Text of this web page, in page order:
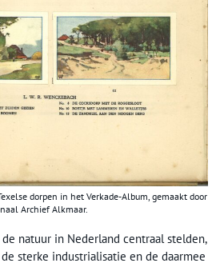
dorpen in het Verkade-Album, gemaakt door
Archief Alkmaar.
natuur in Nederland centraal stelden,
sterke industrialisatie en de daarmee